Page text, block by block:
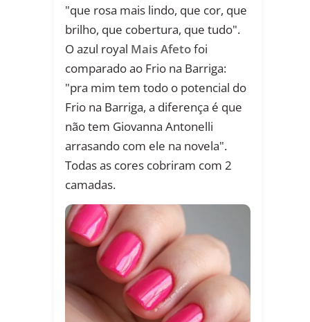
"que rosa mais lindo, que cor, que
brilho, que cobertura, que tudo".
O azul royal Mais Afetofoi
comparado ao Frio na Barriga:
"pra mim tem todo o potencial do
Frio na Barriga, a diferença é que
não tem Giovanna Antonelli
arrasando com ele na novela".
Todas as cores cobriram com 2
camadas.